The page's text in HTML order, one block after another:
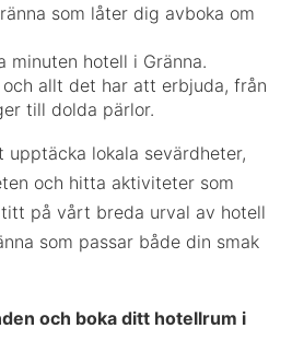
som låter dig avboka om
minuten hotell i Gränna.
allt det har att erbjuda, från
till dolda pärlor.
upptäcka lokala sevärdheter,
och hitta aktiviteter som
på vårt breda urval av hotell
som passar både din smak
och boka ditt hotellrum i